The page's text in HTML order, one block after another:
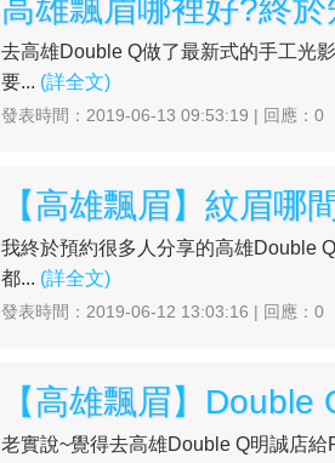
去高雄Double Q做了最新式的手工光
要... (詳全文)
發表時間：2019-06-13 09:53:19 | 回應：0
我終於預約很多人分享的高雄Double
都... (詳全文)
發表時間：2019-06-12 13:03:16 | 回應：0
老實說~覺得去高雄Double Q明誠店